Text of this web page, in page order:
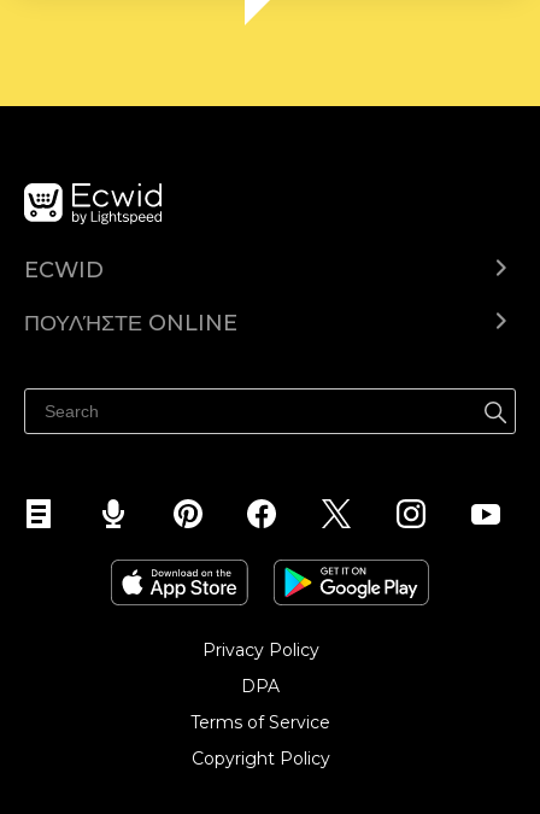
ECWID
Τιμολόγηση
ΠΟΥΛΉΣΤΕ ONLINE
Πουλήστε στο Facebook
Πουλήστε στο Instagram
Privacy Policy
DPA
Terms of Service
Copyright Policy‎